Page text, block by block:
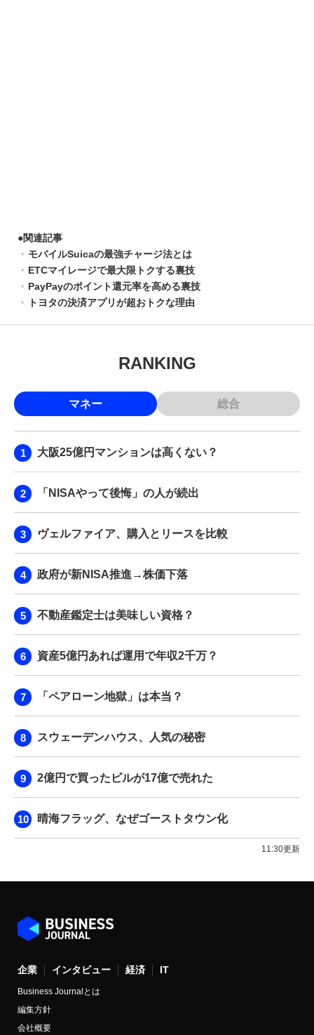
●関連記事
モバイルSuicaの最強チャージ法とは
ETCマイレージで最大限トクする裏技
PayPayのポイント還元率を高める裏技
トヨタの決済アプリが超おトクな理由
RANKING
マネー 総合
大阪25億円マンションは高くない？
「NISAやって後悔」の人が続出
ヴェルファイア、購入とリースを比較
政府が新NISA推進→株価下落
不動産鑑定士は美味しい資格？
資産5億円あれば運用で年収2千万？
「ペアローン地獄」は本当？
スウェーデンハウス、人気の秘密
2億円で買ったビルが17億で売れた
晴海フラッグ、なぜゴーストタウン化
11:30更新
企業 インタビュー 経済 IT
Business Journalとは
編集方針
会社概要